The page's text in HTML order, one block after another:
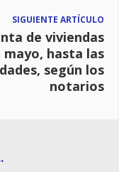
SIGUIENTE ARTÍCULO
de viviendas
mayo, hasta las
según los
notarios